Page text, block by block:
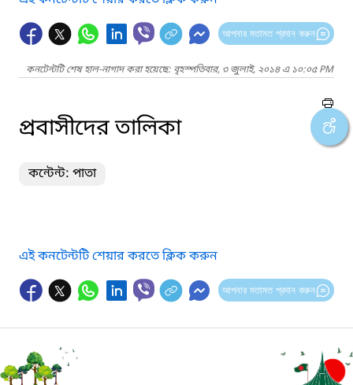
আপনার মতামত প্রদান করুন
কনটেন্টটি শেষ হাল-নাগাদ করা হয়েছে: বৃহস্পতিবার, ৩ জুলাই, ২০১৪ এ ১০:০৫ PM
প্রবাসীদের তালিকা
কন্টেন্ট: পাতা
এই কনটেন্টটি শেয়ার করতে ক্লিক করুন
আপনার মতামত প্রদান করুন